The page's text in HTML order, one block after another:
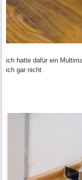
ich hatte dafür ein
ich gar nicht